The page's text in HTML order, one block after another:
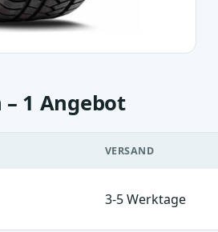
1 Angebot
VERSAND
3-5 Werktage